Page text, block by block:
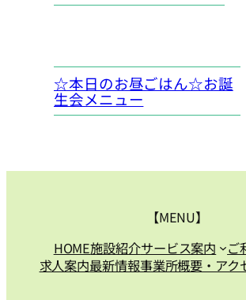
☆本日のお昼ごはん☆お誕
生会メニュー
【MENU】
HOME施設紹介サービス案内
ご
求人案内最新情報事業所概要・アク